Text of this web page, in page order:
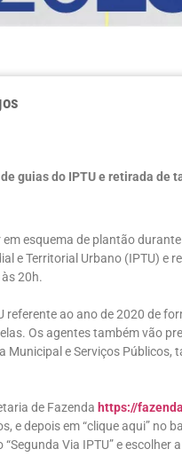
guias do IPTU e retirada de
esquema de plantão
e Territorial Urbano (IPTU) e
20h.
ao ano de 2020 de
Os agentes também vão
e Serviços Públicos,
de Fazenda https://
e depois em “clique aqui” no
Via IPTU” e escolher